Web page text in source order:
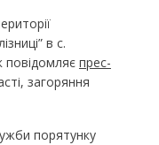
в с.
повідомляє прес-
загоряння
порятунку